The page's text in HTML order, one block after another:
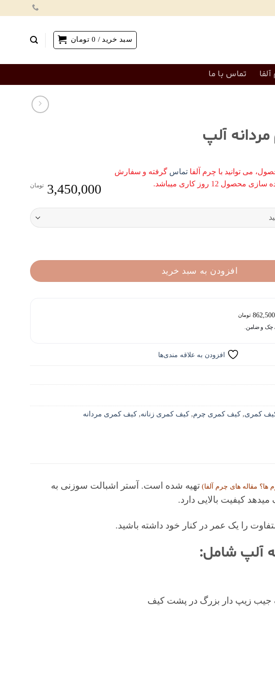
سبد خرید / 0 تومان
تماس با ما
آلپ
3,450,000 تومان
می توانید با چرم آلفاتماس گرفته و سفارش
12 روز کاری میباشد.
افزودن به سبد خرید
862,500 تومان
افزودن به علاقه مندی‌ها
کمری,کیف کمری چرم,کیف کمری زنانه,کیف کمری مردانه
ها؟ مقاله های چرم آلفا) تهیه شده است. آستر اشبالت سوزنی به
کیفیت بالایی دارد.
را یک عمر در کنار خود داشته باشید.
آلپ شامل:
جیب زیپ دار بزرگ در پشت کیف